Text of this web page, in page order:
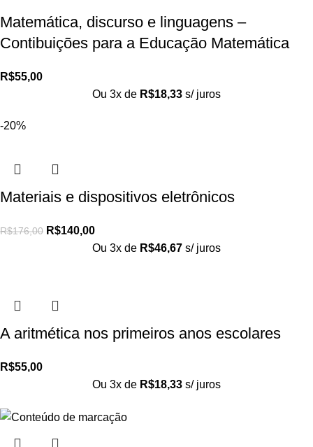
Matemática, discurso e linguagens –
Contibuições para a Educação Matemática
R$55,00
Ou 3x de R$18,33 s/ juros
-20%
Materiais e dispositivos eletrônicos
R$176,00 R$140,00
Ou 3x de R$46,67 s/ juros
A aritmética nos primeiros anos escolares
R$55,00
Ou 3x de R$18,33 s/ juros